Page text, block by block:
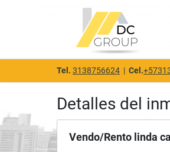
Tel. 3138756624 | Cel.
Detalles del
Vendo/Rento linda